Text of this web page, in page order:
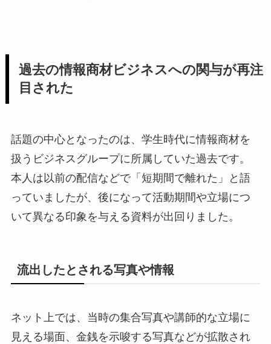
過去の情報商材ビジネスへの関与が再注
目された
話題の中心となったのは、学生時代に情報商材を
扱うビジネスグループに所属していた過去です。
本人は以前の配信などで「短期間で離れた」と語
っていましたが、後になって活動期間や立場につ
いて異なる印象を与える資料が出回りました。
流出したとされる写真や情報
ネット上では、当時の集合写真や講師的な立場に
見える場面、金銭を示唆する写真などが拡散され